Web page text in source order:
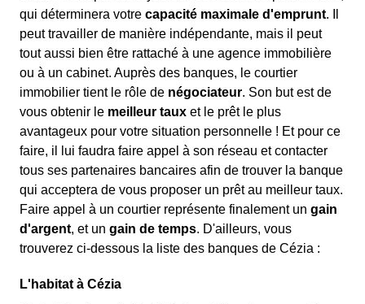
qui déterminera votre capacité maximale d'emprunt. Il
peut travailler de manière indépendante, mais il peut
tout aussi bien être rattaché à une agence immobilière
ou à un cabinet. Auprès des banques, le courtier
immobilier tient le rôle de négociateur. Son but est de
vous obtenir le meilleur taux et le prêt le plus
avantageux pour votre situation personnelle ! Et pour ce
faire, il lui faudra faire appel à son réseau et contacter
tous ses partenaires bancaires afin de trouver la banque
qui acceptera de vous proposer un prêt au meilleur taux.
Faire appel à un courtier représente finalement un gain
d'argent, et un gain de temps. D'ailleurs, vous
trouverez ci-dessous la liste des banques de Cézia :
L'habitat à Cézia